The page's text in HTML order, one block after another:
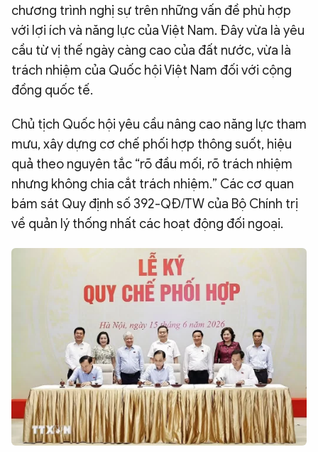
chương trình nghị sự trên những vấn đề phù hợp
với lợi ích và năng lực của Việt Nam. Đây vừa là yêu
cầu từ vị thế ngày càng cao của đất nước, vừa là
trách nhiệm của Quốc hội Việt Nam đối với cộng
đồng quốc tế.
Chủ tịch Quốc hội yêu cầu nâng cao năng lực tham
mưu, xây dựng cơ chế phối hợp thông suốt, hiệu
quả theo nguyên tắc “rõ đầu mối, rõ trách nhiệm
nhưng không chia cắt trách nhiệm.” Các cơ quan
bám sát Quy định số 392-QĐ/TW của Bộ Chính trị
về quản lý thống nhất các hoạt động đối ngoại.